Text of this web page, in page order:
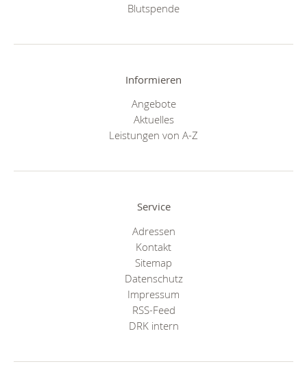
Blutspende
Informieren
Angebote
Aktuelles
Leistungen von A-Z
Service
Adressen
Kontakt
Sitemap
Datenschutz
Impressum
RSS-Feed
DRK intern